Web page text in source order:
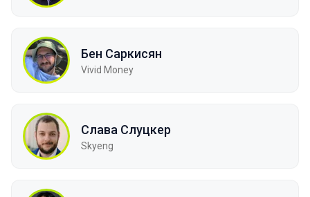
Бен Саркисян
Vivid Money
Слава Слуцкер
Skyeng